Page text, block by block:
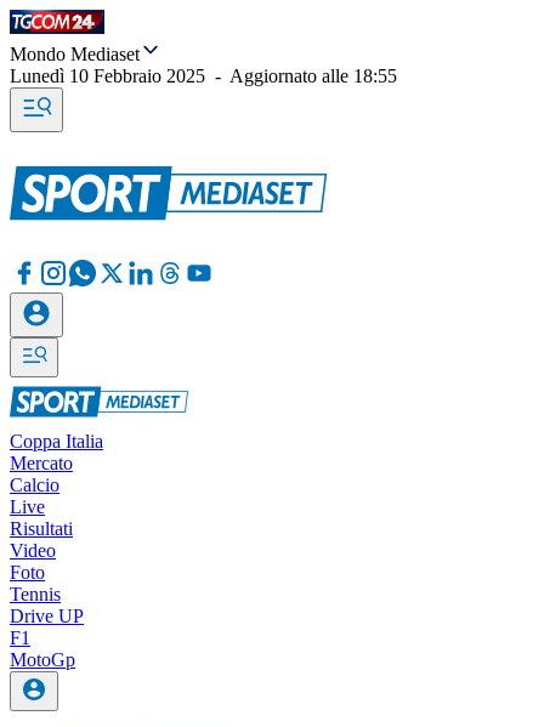
Mondo Mediaset
Lunedì 10 Febbraio 2025 - Aggiornato alle 18:55
Coppa Italia
Mercato
Calcio
Live
Risultati
Video
Foto
Tennis
Drive UP
F1
MotoGp